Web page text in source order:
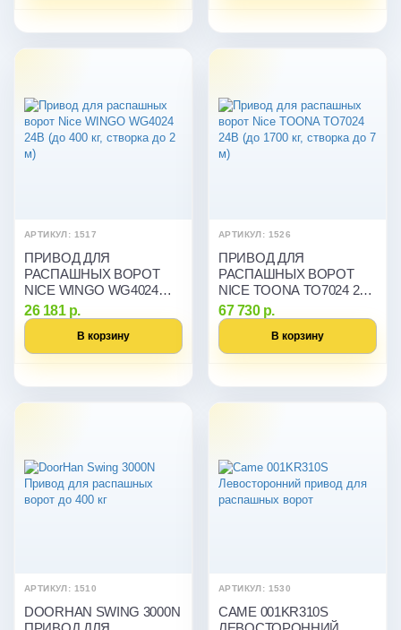
АРТИКУЛ: 1517
ПРИВОД ДЛЯ
РАСПАШНЫХ ВОРОТ
NICE WINGO WG4024
24В (ДО 400 КГ, СТВОРКА
ДО 2 М)
26 181 р.
В корзину
АРТИКУЛ: 1526
ПРИВОД ДЛЯ
РАСПАШНЫХ ВОРОТ
NICE TOONA TO7024 24В
(ДО 1700 КГ, СТВОРКА
ДО 7 М)
67 730 р.
В корзину
АРТИКУЛ: 1510
DOORHAN SWING 3000N
АРТИКУЛ: 1530
CAME 001KR310S